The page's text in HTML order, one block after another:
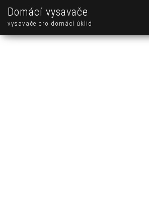
Domácí vysavače
vysavače pro domácí úklid